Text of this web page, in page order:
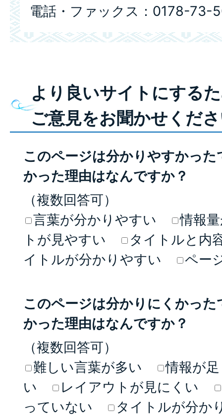
電話・ファックス：0178-73-
より良いサイトにする
ご意見をお聞かせくだ
このページは分かりやすかっ
かった理由はなんですか？
（複数回答可）
言葉が分かりやすい
情報
トが見やすい
タイトルと内
イトルが分かりやすい
ペー
このページは分かりにくかっ
かった理由はなんですか？
（複数回答可）
難しい言葉が多い
情報が
い
レイアウトが見にくい
っていない
タイトルが分か